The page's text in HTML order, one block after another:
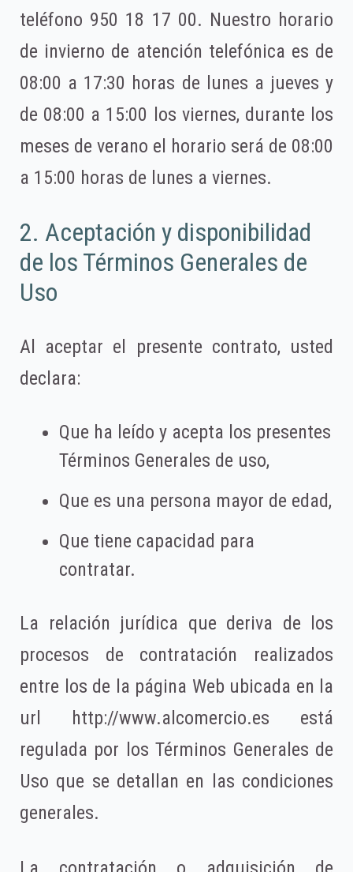
teléfono 950 18 17 00. Nuestro horario
de invierno de atención telefónica es de
08:00 a 17:30 horas de lunes a jueves y
de 08:00 a 15:00 los viernes, durante los
meses de verano el horario será de 08:00
a 15:00 horas de lunes a viernes.
2. Aceptación y disponibilidad
de los Términos Generales de
Uso
Al aceptar el presente contrato, usted
declara:
Que ha leído y acepta los presentes
Términos Generales de uso,
Que es una persona mayor de edad,
Que tiene capacidad para
contratar.
La relación jurídica que deriva de los
procesos de contratación realizados
entre los de la página Web ubicada en la
url http://www.alcomercio.es está
regulada por los Términos Generales de
Uso que se detallan en las condiciones
generales.